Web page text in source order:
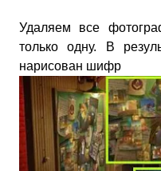
Удаляем все
только одну. В
нарисован шифр